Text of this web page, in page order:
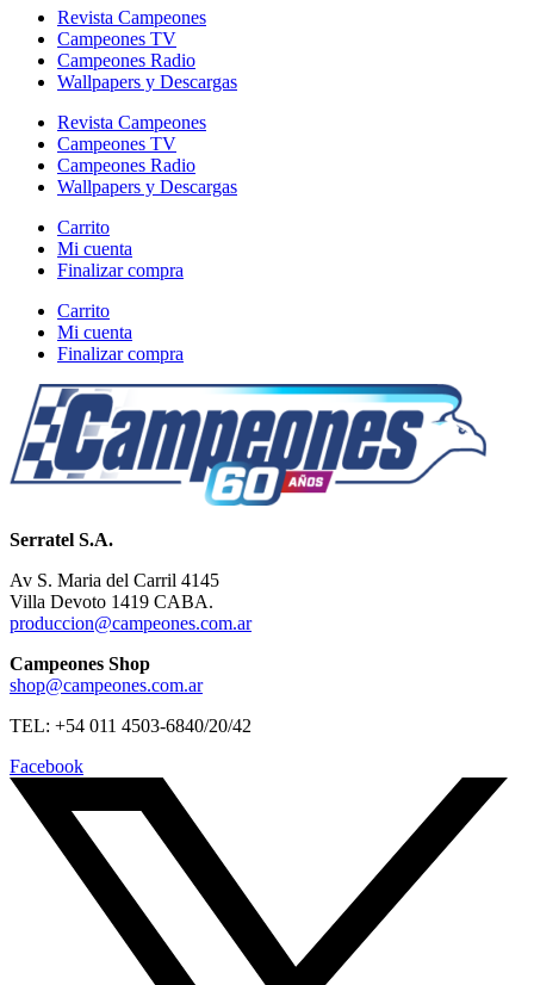
Revista Campeones
Campeones TV
Campeones Radio
Wallpapers y Descargas
Revista Campeones
Campeones TV
Campeones Radio
Wallpapers y Descargas
Carrito
Mi cuenta
Finalizar compra
Carrito
Mi cuenta
Finalizar compra
Serratel S.A.
Av S. Maria del Carril 4145
Villa Devoto 1419 CABA.
produccion@campeones.com.ar
Campeones Shop
shop@campeones.com.ar
TEL: +54 011 4503-6840/20/42
Facebook